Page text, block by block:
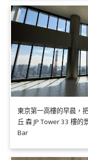
東京第一高樓的早晨，
丘 森 JP Tower 33 樓
Bar